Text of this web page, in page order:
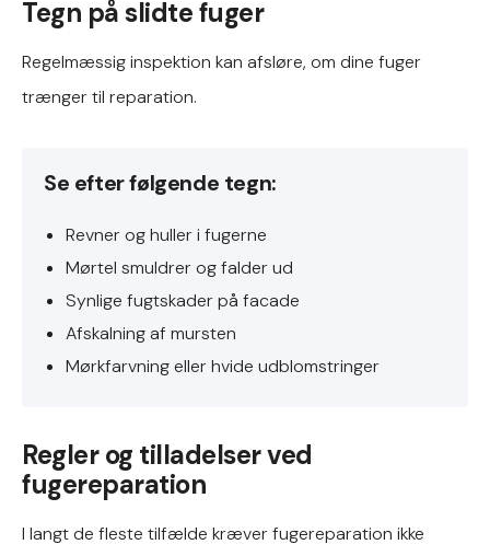
Tegn på slidte fuger
Regelmæssig inspektion kan afsløre, om dine fuger
trænger til reparation.
Se efter følgende tegn:
Revner og huller i fugerne
Mørtel smuldrer og falder ud
Synlige fugtskader på facade
Afskalning af mursten
Mørkfarvning eller hvide udblomstringer
Regler og tilladelser ved
fugereparation
I langt de fleste tilfælde kræver fugereparation ikke